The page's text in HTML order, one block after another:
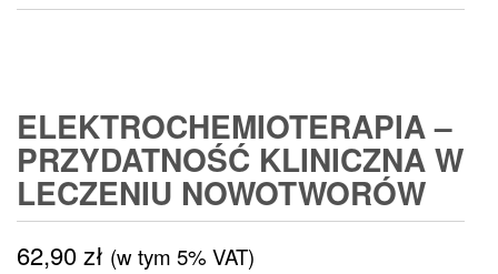
ELEKTROCHEMIOTERAPIA –
PRZYDATNOŚĆ KLINICZNA W
LECZENIU NOWOTWORÓW
62,90zł (w tym 5% VAT)